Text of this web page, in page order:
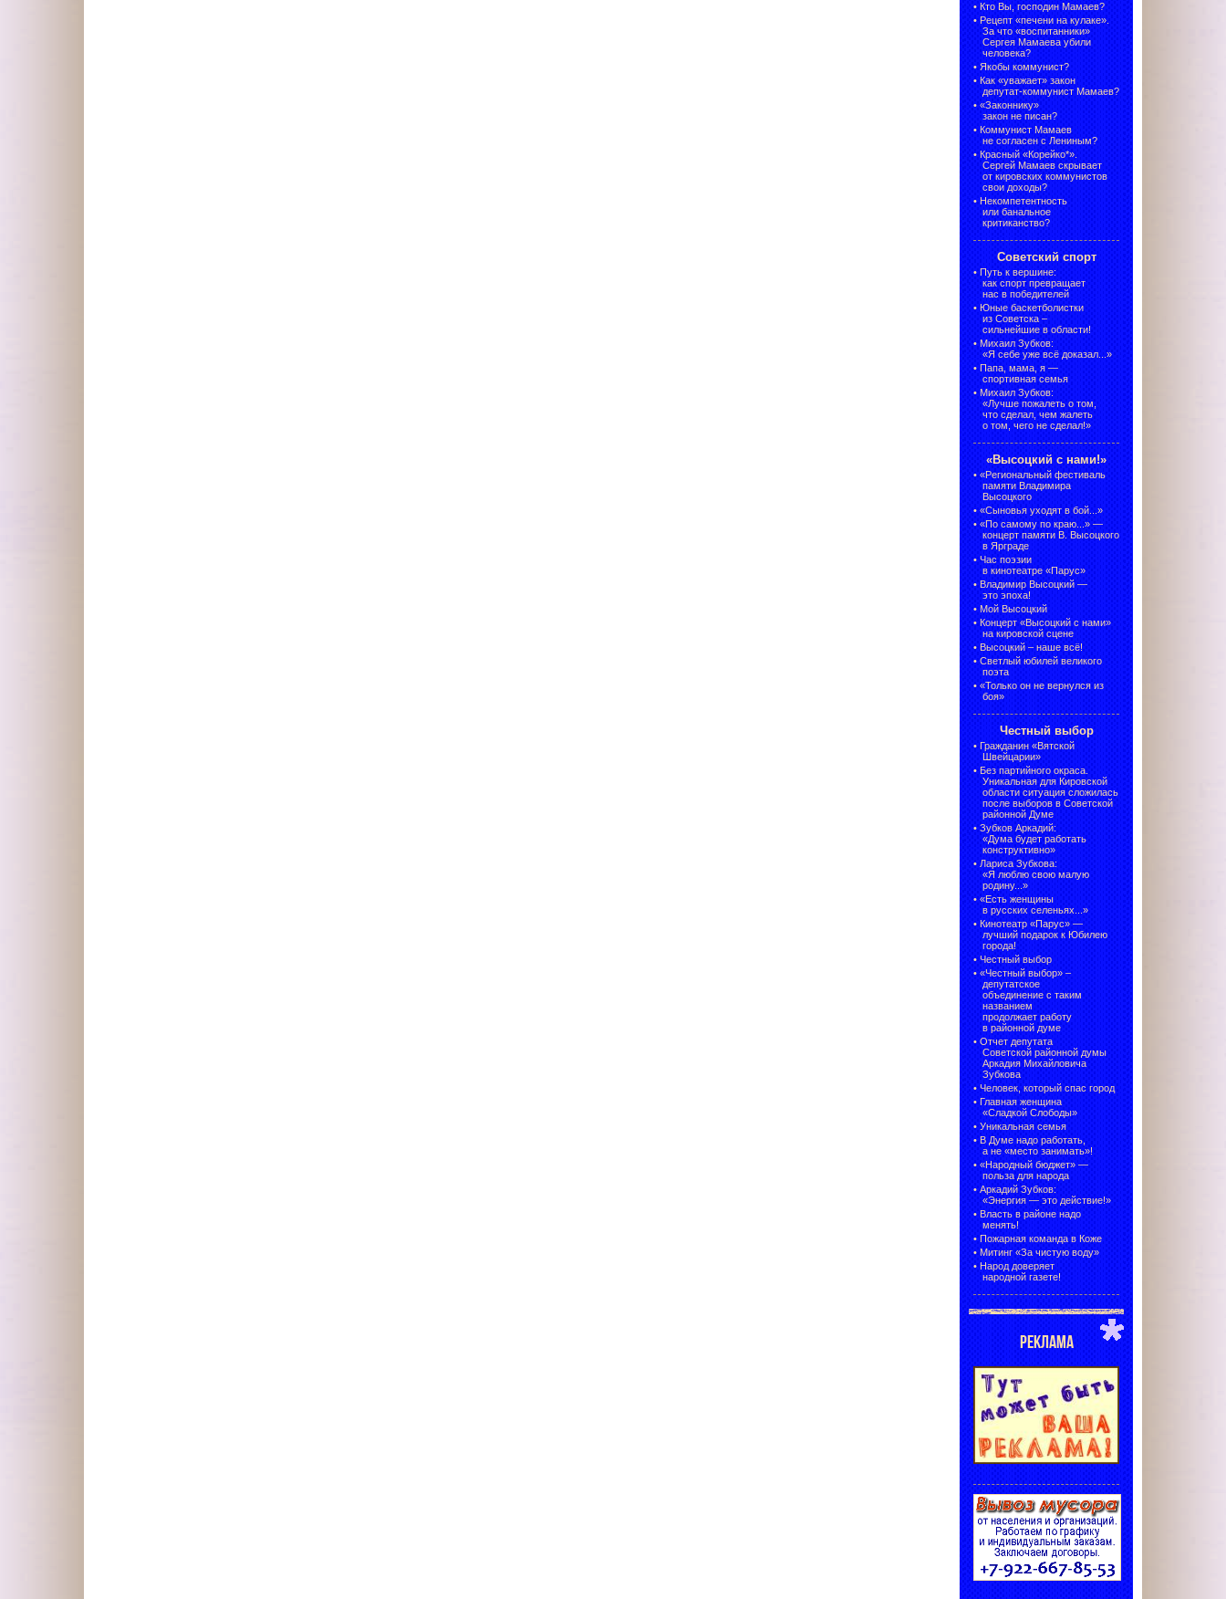
• Кто Вы, господин Мамаев?
• Рецепт «печени на кулаке».
За что «воспитанники»
Сергея Мамаева убили
человека?
• Якобы коммунист?
• Как «уважает» закон
депутат-коммунист Мамаев?
• «Законнику»
закон не писан?
• Коммунист Мамаев
не согласен с Лениным?
• Красный «Корейко*».
Сергей Мамаев скрывает
от кировских коммунистов
свои доходы?
• Некомпетентность
или банальное
критиканство?
Советский спорт
• Путь к вершине:
как спорт превращает
нас в победителей
• Юные баскетболистки
из Советска –
сильнейшие в области!
• Михаил Зубков:
«Я себе уже всё доказал...»
• Папа, мама, я —
спортивная семья
• Михаил Зубков:
«Лучше пожалеть о том,
что сделал, чем жалеть
о том, чего не сделал!»
«Высоцкий с нами!»
• «Региональный фестиваль
памяти Владимира
Высоцкого
• «Сыновья уходят в бой...»
• «По самому по краю...» —
концерт памяти В. Высоцкого
в Ярграде
• Час поэзии
в кинотеатре «Парус»
• Владимир Высоцкий —
это эпоха!
• Мой Высоцкий
• Концерт «Высоцкий с нами»
на кировской сцене
• Высоцкий – наше всё!
• Светлый юбилей великого
поэта
• «Только он не вернулся из
боя»
Честный выбор
• Гражданин «Вятской
Швейцарии»
• Без партийного окраса.
Уникальная для Кировской
области ситуация сложилась
после выборов в Советской
районной Думе
• Зубков Аркадий:
«Дума будет работать
конструктивно»
• Лариса Зубкова:
«Я люблю свою малую
родину...»
• «Есть женщины
в русских селеньях...»
• Кинотеатр «Парус» —
лучший подарок к Юбилею
города!
• Честный выбор
• «Честный выбор» –
депутатское
объединение с таким
названием
продолжает работу
в районной думе
• Отчет депутата
Советской районной думы
Аркадия Михайловича
Зубкова
• Человек, который спас город
• Главная женщина
«Сладкой Слободы»
• Уникальная семья
• В Думе надо работать,
а не «место занимать»!
• «Народный бюджет» —
польза для народа
• Аркадий Зубков:
«Энергия — это действие!»
• Власть в районе надо
менять!
• Пожарная команда в Коже
• Митинг «За чистую воду»
• Народ доверяет
народной газете!
РЕКЛАМА